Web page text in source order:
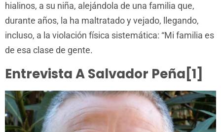
hialinos, a su niña, alejándola de una familia que,
durante años, la ha maltratado y vejado, llegando,
incluso, a la violación física sistemática: “Mi familia es
de esa clase de gente.
Entrevista A Salvador Peña[1]